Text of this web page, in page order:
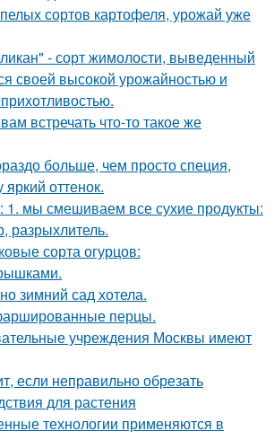
сортов картофеля, урожай уже
- сорт жимолости, выведенный
своей высокой урожайностью и
встречать что-то такое же
больше, чем просто специя,
оттенок.
1. мы смешиваем все сухие продукты:
разрыхлитель.
сорта огурцов:
зимний сад хотела.
перцы.
учреждения Москвы имеют
если неправильно обрезать
для растения
технологии применяются в